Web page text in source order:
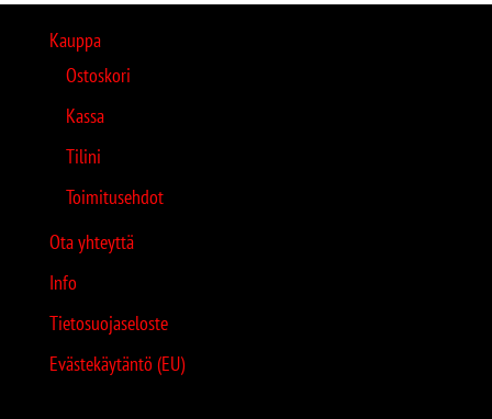
Kauppa
Ostoskori
Kassa
Tilini
Toimitusehdot
Ota yhteyttä
Info
Tietosuojaseloste
Evästekäytäntö (EU)